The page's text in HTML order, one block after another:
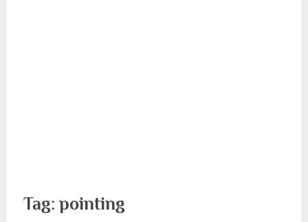
Tag: pointing